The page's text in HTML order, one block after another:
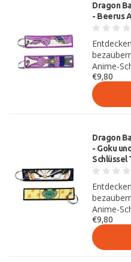
Dragon
- Beerus
Anime-
€9,80
Dragon
- Goku
Schlüssel
Anime-
€9,80